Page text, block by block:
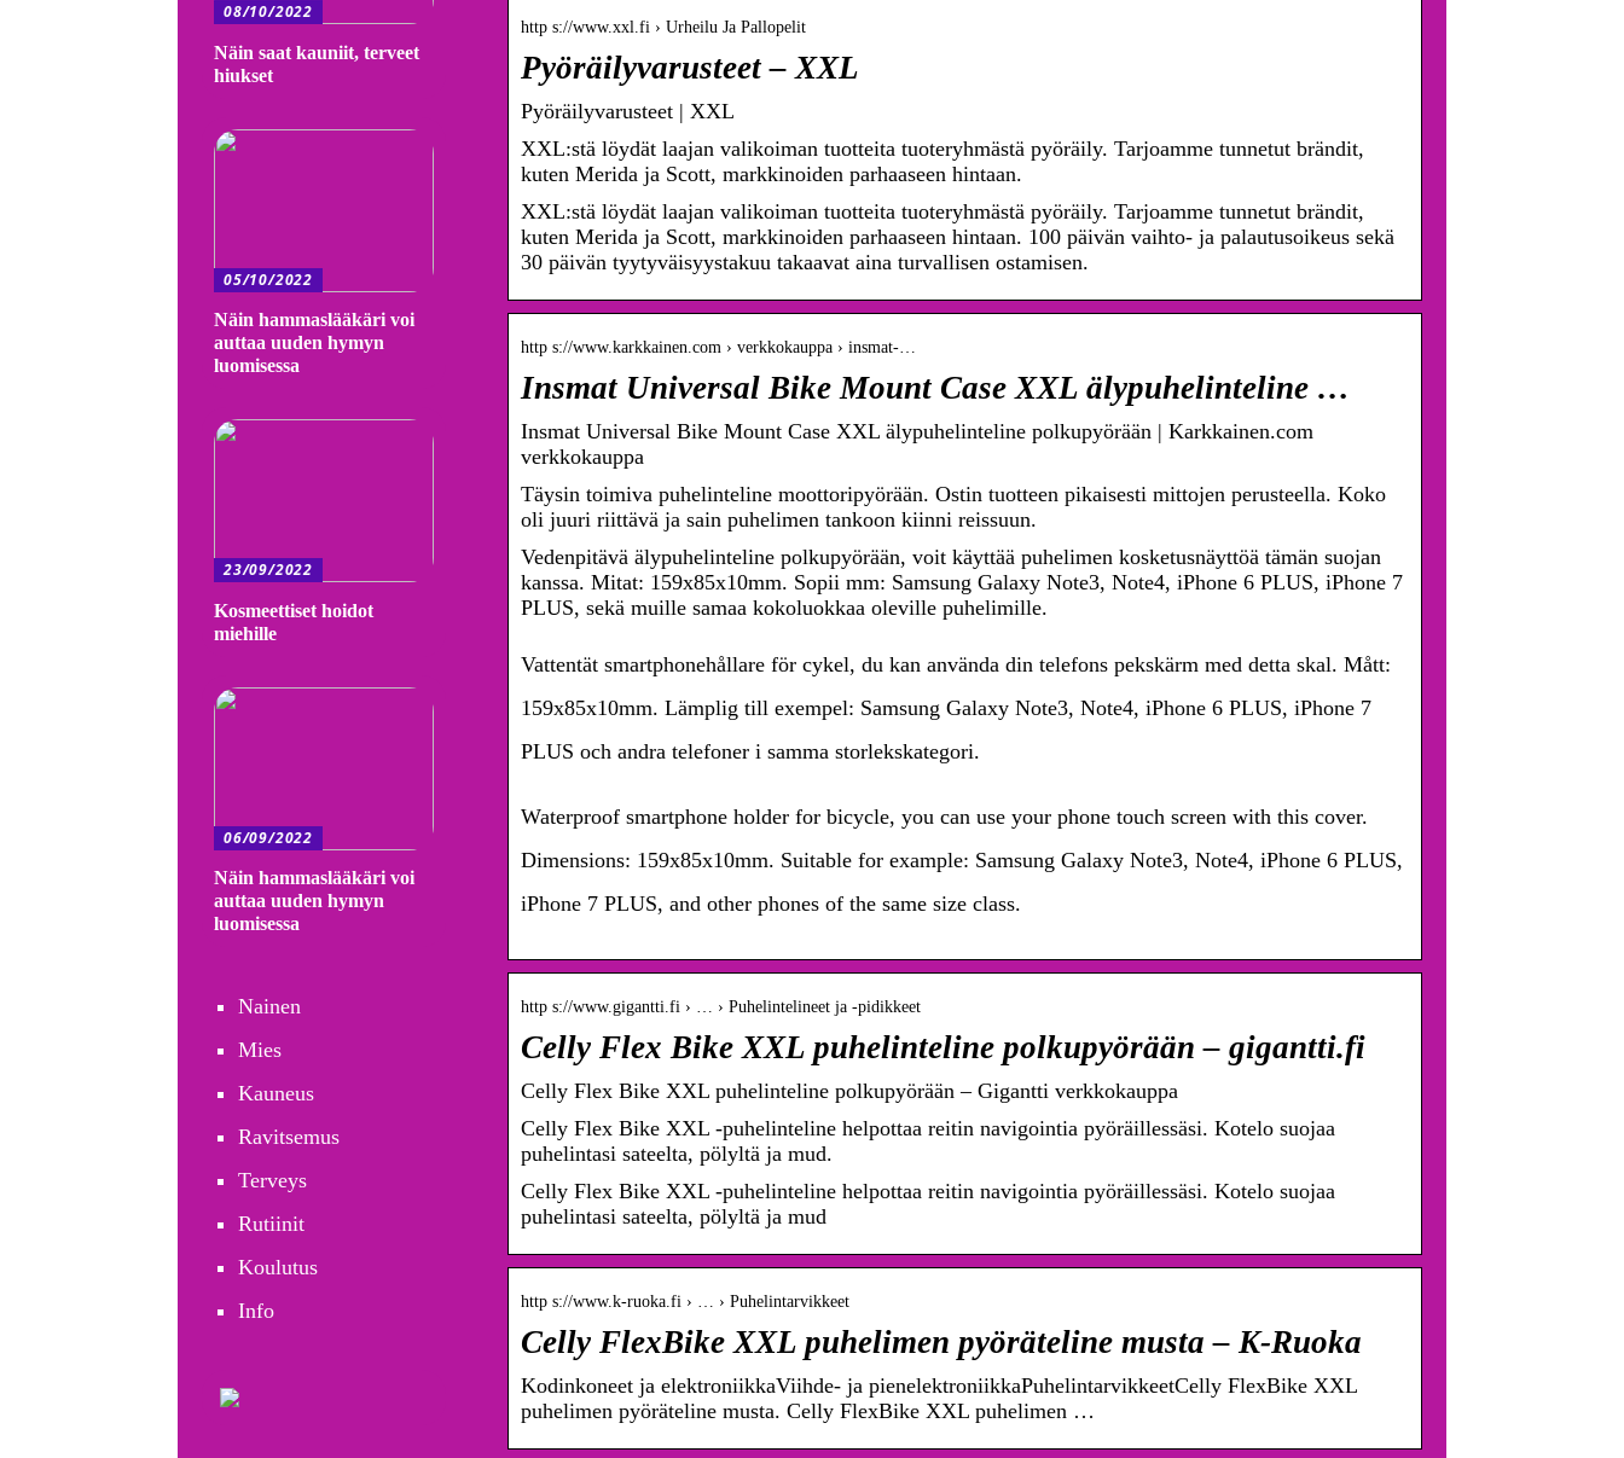
http s://www.xxl.fi › Urheilu Ja Pallopelit
Pyöräilyvarusteet – XXL
Pyöräilyvarusteet | XXL
XXL:stä löydät laajan valikoiman tuotteita tuoteryhmästä pyöräily. Tarjoamme tunnetut brändit,
kuten Merida ja Scott, markkinoiden parhaaseen hintaan.
XXL:stä löydät laajan valikoiman tuotteita tuoteryhmästä pyöräily. Tarjoamme tunnetut brändit,
kuten Merida ja Scott, markkinoiden parhaaseen hintaan. 100 päivän vaihto- ja palautusoikeus sekä
30 päivän tyytyväisyystakuu takaavat aina turvallisen ostamisen.
http s://www.karkkainen.com › verkkokauppa › insmat-…
Insmat Universal Bike Mount Case XXL älypuhelinteline …
Insmat Universal Bike Mount Case XXL älypuhelinteline polkupyörään | Karkkainen.com
verkkokauppa
Täysin toimiva puhelinteline moottoripyörään. Ostin tuotteen pikaisesti mittojen perusteella. Koko
oli juuri riittävä ja sain puhelimen tankoon kiinni reissuun.
Vedenpitävä älypuhelinteline polkupyörään, voit käyttää puhelimen kosketusnäyttöä tämän suojan
kanssa. Mitat: 159x85x10mm. Sopii mm: Samsung Galaxy Note3, Note4, iPhone 6 PLUS, iPhone 7
PLUS, sekä muille samaa kokoluokkaa oleville puhelimille.
Vattentät smartphonehållare för cykel, du kan använda din telefons pekskärm med detta skal. Mått:
159x85x10mm. Lämplig till exempel: Samsung Galaxy Note3, Note4, iPhone 6 PLUS, iPhone 7
PLUS och andra telefoner i samma storlekskategori.
Waterproof smartphone holder for bicycle, you can use your phone touch screen with this cover.
Dimensions: 159x85x10mm. Suitable for example: Samsung Galaxy Note3, Note4, iPhone 6 PLUS,
iPhone 7 PLUS, and other phones of the same size class.
http s://www.gigantti.fi › … › Puhelintelineet ja -pidikkeet
Celly Flex Bike XXL puhelinteline polkupyörään – gigantti.fi
Celly Flex Bike XXL puhelinteline polkupyörään – Gigantti verkkokauppa
Celly Flex Bike XXL -puhelinteline helpottaa reitin navigointia pyöräillessäsi. Kotelo suojaa
puhelintasi sateelta, pölyltä ja mud.
Celly Flex Bike XXL -puhelinteline helpottaa reitin navigointia pyöräillessäsi. Kotelo suojaa
puhelintasi sateelta, pölyltä ja mud
http s://www.k-ruoka.fi › … › Puhelintarvikkeet
Celly FlexBike XXL puhelimen pyöräteline musta – K-Ruoka
Kodinkoneet ja elektroniikkaViihde- ja pienelektroniikkaPuhelintarvikkeetCelly FlexBike XXL
puhelimen pyöräteline musta. Celly FlexBike XXL puhelimen …
08/10/2022
Näin saat kauniit, terveet
hiukset
05/10/2022
Näin hammaslääkäri voi
auttaa uuden hymyn
luomisessa
23/09/2022
Kosmeettiset hoidot
miehille
06/09/2022
Näin hammaslääkäri voi
auttaa uuden hymyn
luomisessa
Nainen
Mies
Kauneus
Ravitsemus
Terveys
Rutiinit
Koulutus
Info